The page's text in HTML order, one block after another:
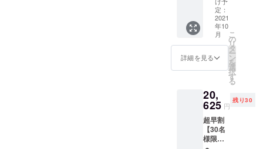
ありま
す。 ※
製造状
況によ
り出荷
遅れる
場合、
致しま
す。
━ 仕様
━ 素材
: ベビー
アルパ
カ100%
サイズ :
※モニ
ター環
境によ
り実際
の商品
の色合
中か
ら、お
好きな1
枚をお
選びく
ださ
ベー
ジュ ・
ライト
グレー
・ブ
ラック
ル １枚
+ エコ
バッグ
付き 定
価
27,500
円
→19,25
（税・
送料
込） 配
送時
期：
2021年
定：
2021
年10
月
詳細を見る
こ
の
リ
タ
ー
ン
を
選
択
す
る
20,
625 円
残り30
超早割
【30名
様限